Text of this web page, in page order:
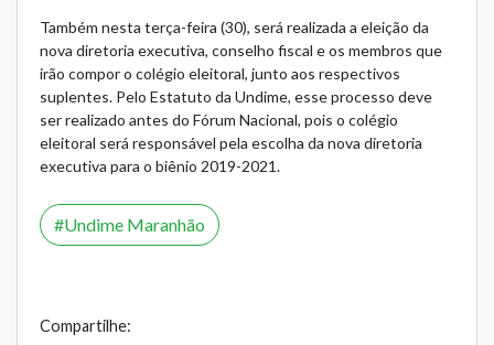
Também nesta terça-feira (30), será realizada a eleição da
nova diretoria executiva, conselho fiscal e os membros que
irão compor o colégio eleitoral, junto aos respectivos
suplentes. Pelo Estatuto da Undime, esse processo deve
ser realizado antes do Fórum Nacional, pois o colégio
eleitoral será responsável pela escolha da nova diretoria
executiva para o biênio 2019-2021.
Undime Maranhão
Compartilhe: